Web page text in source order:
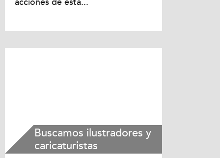
Buscamos ilustradores y
caricaturistas